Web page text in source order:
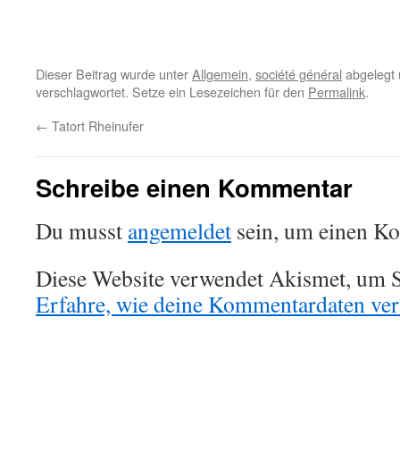
Dieser Beitrag wurde unterAllgemein, société général
verschlagwortet. Setze ein Lesezeichen für den Permalink.
← Tatort Rheinufer
Schreibe einen Kommentar
Du musst angemeldet sein, um einen
Diese Website verwendet Akismet, um
Erfahre, wie deine Kommentardaten